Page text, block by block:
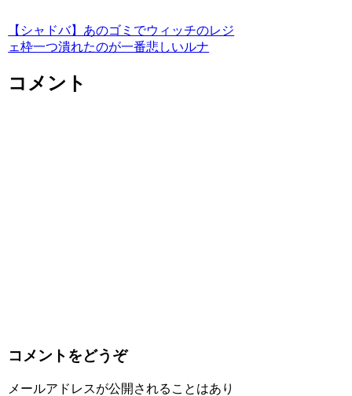
【シャドバ】あのゴミでウィッチのレジ
ェ枠一つ潰れたのが一番悲しいルナ
コメント
コメントをどうぞ
メールアドレスが公開されることはあり